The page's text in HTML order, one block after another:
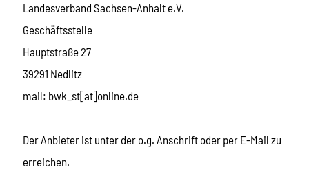
Landesverband Sachsen-Anhalt e.V.
Geschäftsstelle
Hauptstraße 27
39291 Nedlitz
mail: bwk_st[at]online.de
Der Anbieter ist unter der o.g. Anschrift oder per E-Mail zu
erreichen.